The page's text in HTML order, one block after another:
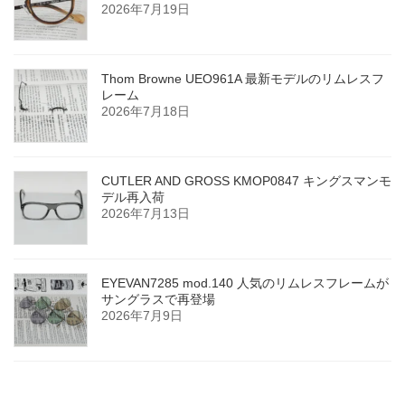
2026年7月19日
Thom Browne UEO961A 最新モデルのリムレスフ
レーム
2026年7月18日
CUTLER AND GROSS KMOP0847 キングスマンモ
デル再入荷
2026年7月13日
EYEVAN7285 mod.140 人気のリムレスフレームが
サングラスで再登場
2026年7月9日